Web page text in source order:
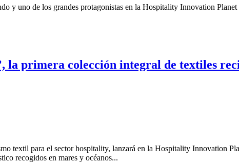
y uno de los grandes protagonistas en la Hospitality Innovation
la primera colección integral de textiles
textil para el sector hospitality, lanzará en la Hospitality Innovation
recogidos en mares y océanos...